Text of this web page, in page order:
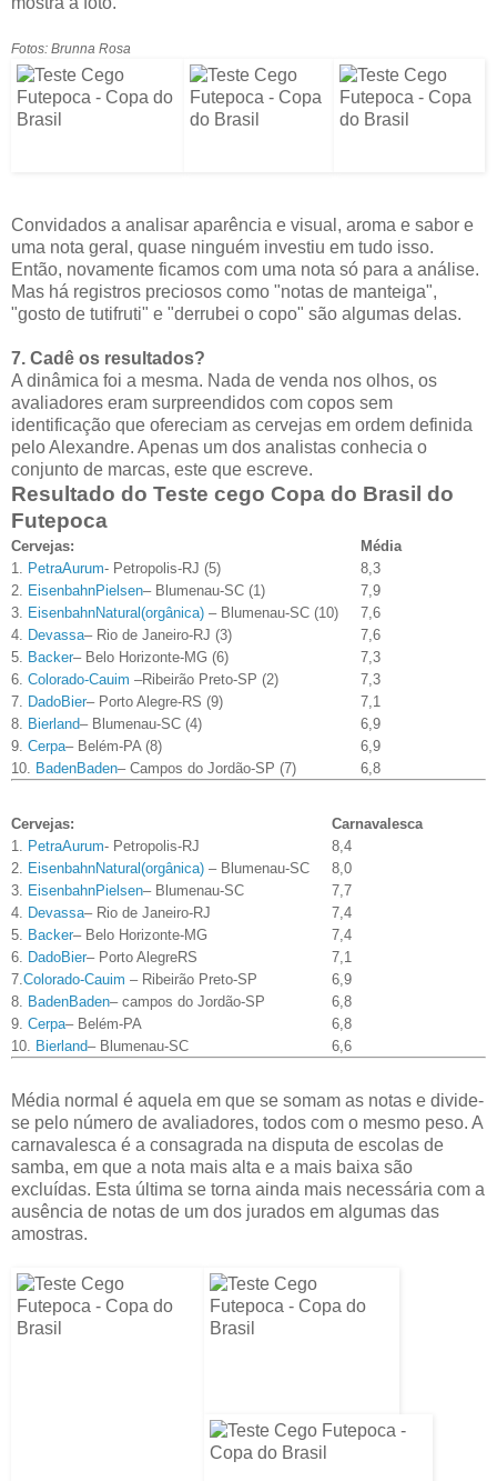
Fotos: Brunna Rosa
Convidados a analisar aparência e visual, aroma e sabor e
uma nota geral, quase ninguém investiu em tudo isso.
Então, novamente ficamos com uma nota só para a análise.
Mas há registros preciosos como "notas de manteiga",
"gosto de tutifruti" e "derrubei o copo" são algumas delas.
7. Cadê os resultados?
A dinâmica foi a mesma. Nada de venda nos olhos, os
avaliadores eram surpreendidos com copos sem
identificação que ofereciam as cervejas em ordem definida
pelo Alexandre. Apenas um dos analistas conhecia o
conjunto de marcas, este que escreve.
Resultado do Teste cego Copa do Brasil do
Futepoca
Cervejas:
1. PetraAurum- Petropolis-RJ (5)
2. EisenbahnPielsen– Blumenau-SC (1)
3. EisenbahnNatural(orgânica) – Blumenau-SC (10)
4. Devassa– Rio de Janeiro-RJ (3)
5. Backer– Belo Horizonte-MG (6)
6. Colorado-Cauim –Ribeirão Preto-SP (2)
7. DadoBier– Porto Alegre-RS (9)
8. Bierland– Blumenau-SC (4)
9. Cerpa– Belém-PA (8)
10. BadenBaden– Campos do Jordão-SP (7)
Média
8,3
7,9
7,6
7,6
7,3
7,3
7,1
6,9
6,9
6,8
Cervejas:
1. PetraAurum- Petropolis-RJ
2. EisenbahnNatural(orgânica) – Blumenau-SC
3. EisenbahnPielsen– Blumenau-SC
4. Devassa– Rio de Janeiro-RJ
5. Backer– Belo Horizonte-MG
6. DadoBier– Porto AlegreRS
7.Colorado-Cauim – Ribeirão Preto-SP
8. BadenBaden– campos do Jordão-SP
9. Cerpa– Belém-PA
10. Bierland– Blumenau-SC
Carnavalesca
8,4
8,0
7,7
7,4
7,4
7,1
6,9
6,8
6,8
6,6
Média normal é aquela em que se somam as notas e divide-
se pelo número de avaliadores, todos com o mesmo peso. A
carnavalesca é a consagrada na disputa de escolas de
samba, em que a nota mais alta e a mais baixa são
excluídas. Esta última se torna ainda mais necessária com a
ausência de notas de um dos jurados em algumas das
amostras.